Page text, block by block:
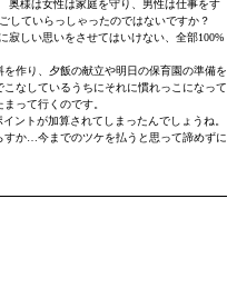
奥様は女性は家庭を守り、男性は仕事をす
していらっしゃったのではないですか？
しい思いをさせてはいけない、全部100%
作り、夕飯の献立や明日の保育園の準備を
なしているうちにそれに慣れっこになって
って行くのです。
ントが加算されてしまったんでしょうね。
すか…今までのツケを払うと思って諦めずに